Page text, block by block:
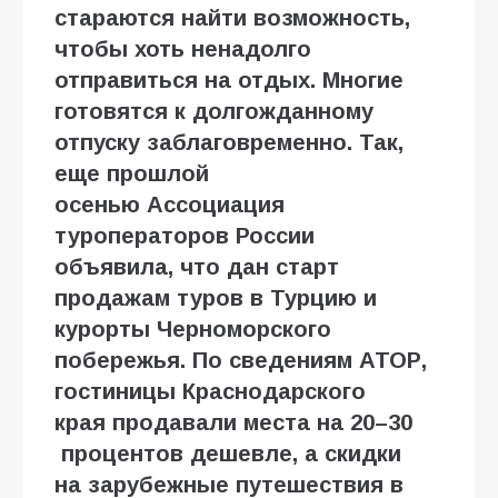
стараются найти возможность,
чтобы хоть ненадолго
отправиться на отдых. Многие
готовятся к долгожданному
отпуску заблаговременно. Так,
еще прошлой
осенью Ассоциация
туроператоров России
объявила, что дан старт
продажам туров в Турцию и
курорты Черноморского
побережья. По сведениям АТОР,
гостиницы Краснодарского
края продавали места на 20–30
процентов дешевле, а скидки
на зарубежные путешествия в